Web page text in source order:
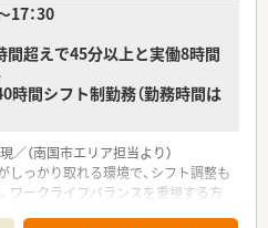
17：30
超えで45分以上と実働8時間
時間シフト制勤務（勤務時間は
（南国市エリア担当より）
っかり取れる環境で、シフト調整も
ワークライフバランスを重視する方